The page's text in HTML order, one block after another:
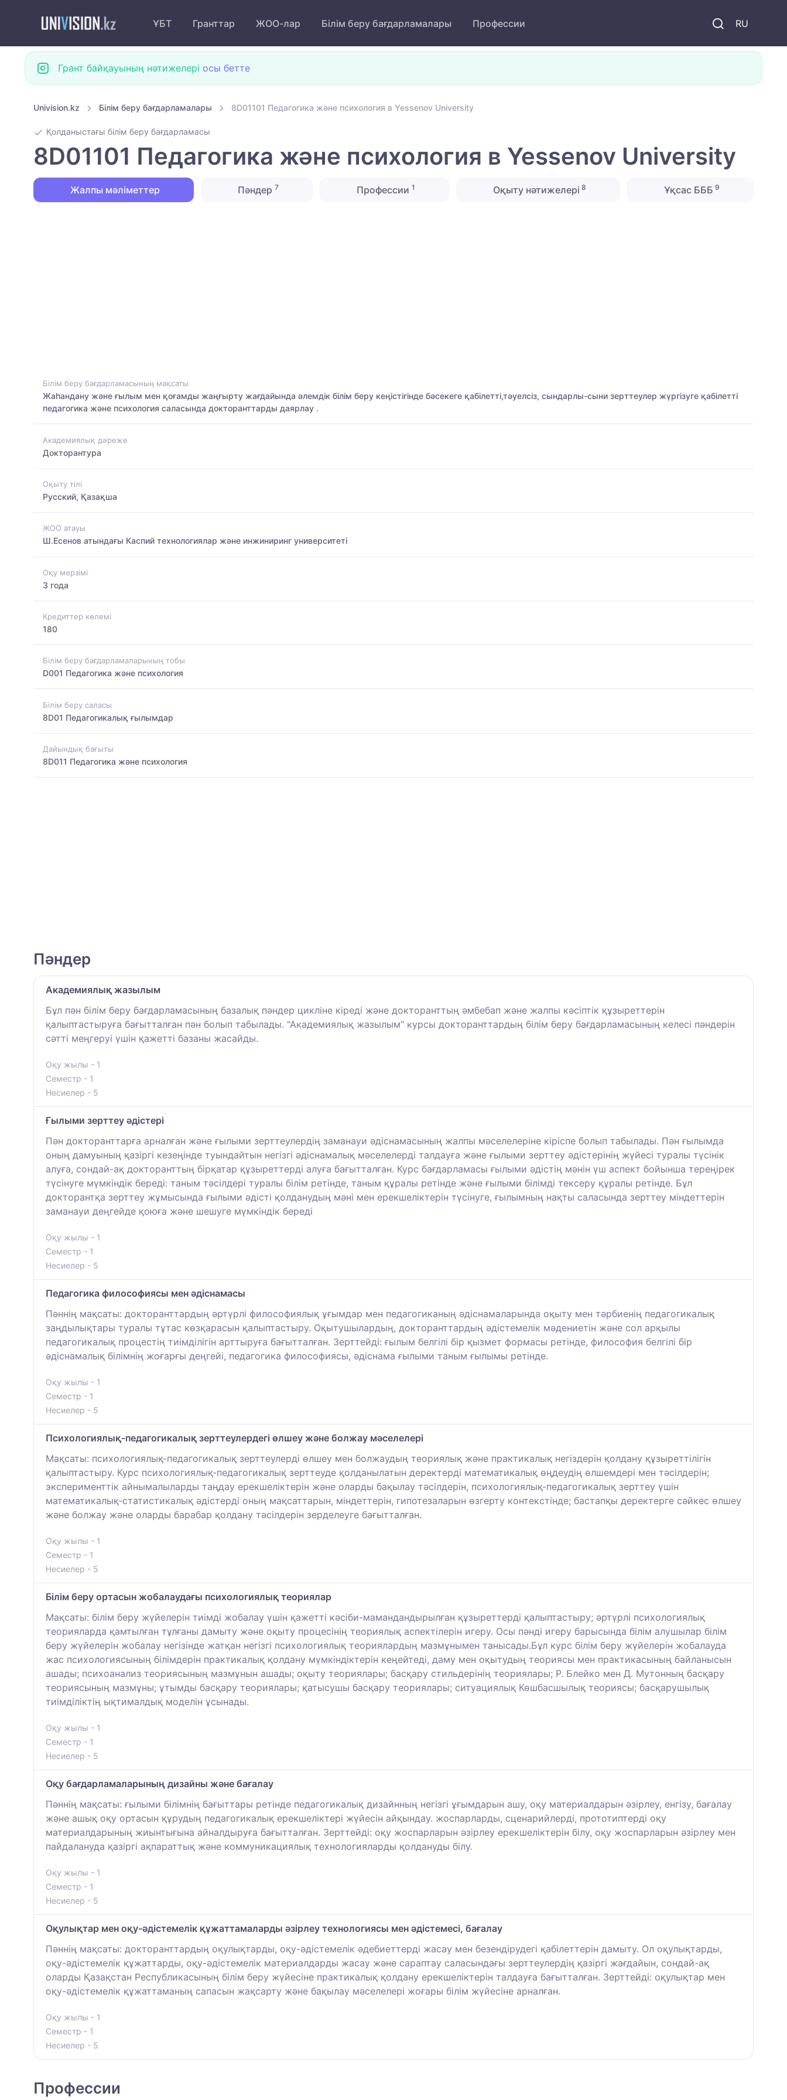
RU
ҰБТ Гранттар ЖОО-лар Білім беру бағдарламалары Профессии
Грант байқауының нәтижелері осы бетте
Univision.kz Білім беру бағдарламалары 8D01101 Педагогика және психология в Yessenov University
Қолданыстағы білім беру бағдарламасы
8D01101 Педагогика және психология в Yessenov University
Жалпы мәліметтер Пәндер 7 Профессии 1 Оқыту нәтижелері 8 Ұқсас БББ 9
Білім беру бағдарламасының мақсаты
Жаһандану және ғылым мен қоғамды жаңғырту жағдайында әлемдік білім беру кеңістігінде бәсекеге қабілетті,тәуелсіз, сындарлы-сыни зерттеулер жүргізуге қабілетті
педагогика және психология саласында докторанттарды даярлау .
Академиялық дәреже
Докторантура
Оқыту тілі
Русский, Қазақша
ЖОО атауы
Ш.Есенов атындағы Каспий технологиялар және инжиниринг университеті
Оқу мерзімі
3 года
Кредиттер көлемі
180
Білім беру бағдарламаларының тобы
D001 Педагогика және психология
Білім беру саласы
8D01 Педагогикалық ғылымдар
Дайындық бағыты
8D011 Педагогика және психология
Пәндер
Академиялық жазылым
Бұл пән білім беру бағдарламасының базалық пәндер цикліне кіреді және докторанттың әмбебап және жалпы кәсіптік құзыреттерін
қалыптастыруға бағытталған пән болып табылады. "Академиялық жазылым" курсы докторанттардың білім беру бағдарламасының келесі пәндерін
сәтті меңгеруі үшін қажетті базаны жасайды.
Оқу жылы - 1
Семестр - 1
Несиелер - 5
Ғылыми зерттеу әдістері
Пән докторанттарға арналған және ғылыми зерттеулердің заманауи әдіснамасының жалпы мәселелеріне кіріспе болып табылады. Пән ғылымда
оның дамуының қазіргі кезеңінде туындайтын негізгі әдіснамалық мәселелерді талдауға және ғылыми зерттеу әдістерінің жүйесі туралы түсінік
алуға, сондай-ақ докторанттың бірқатар құзыреттерді алуға бағытталған. Курс бағдарламасы ғылыми әдістің мәнін үш аспект бойынша тереңірек
түсінуге мүмкіндік береді: таным тәсілдері туралы білім ретінде, таным құралы ретінде және ғылыми білімді тексеру құралы ретінде. Бұл
докторантқа зерттеу жұмысында ғылыми әдісті қолданудың мәні мен ерекшеліктерін түсінуге, ғылымның нақты саласында зерттеу міндеттерін
заманауи деңгейде қоюға және шешуге мүмкіндік береді
Оқу жылы - 1
Семестр - 1
Несиелер - 5
Педагогика философиясы мен әдіснамасы
Пәннің мақсаты: докторанттардың әртүрлі философиялық ұғымдар мен педагогиканың әдіснамаларында оқыту мен тәрбиенің педагогикалық
заңдылықтары туралы тұтас көзқарасын қалыптастыру. Оқытушылардың, докторанттардың әдістемелік мәдениетін және сол арқылы
педагогикалық процестің тиімділігін арттыруға бағытталған. Зерттейді: ғылым белгілі бір қызмет формасы ретінде, философия белгілі бір
әдіснамалық білімнің жоғарғы деңгейі, педагогика философиясы, әдіснама ғылыми таным ғылымы ретінде.
Оқу жылы - 1
Семестр - 1
Несиелер - 5
Психологиялық-педагогикалық зерттеулердегі өлшеу және болжау мәселелері
Мақсаты: психологиялық-педагогикалық зерттеулерді өлшеу мен болжаудың теориялық және практикалық негіздерін қолдану құзыреттілігін
қалыптастыру. Курс психологиялық-педагогикалық зерттеуде қолданылатын деректерді математикалық өңдеудің өлшемдері мен тәсілдерін;
эксперименттік айнымалыларды таңдау ерекшеліктерін және оларды бақылау тәсілдерін, психологиялық-педагогикалық зерттеу үшін
математикалық-статистикалық әдістерді оның мақсаттарын, міндеттерін, гипотезаларын өзгерту контекстінде; бастапқы деректерге сәйкес өлшеу
және болжау және оларды барабар қолдану тәсілдерін зерделеуге бағытталған.
Оқу жылы - 1
Семестр - 1
Несиелер - 5
Білім беру ортасын жобалаудағы психологиялық теориялар
Мақсаты: білім беру жүйелерін тиімді жобалау үшін қажетті кәсіби-мамандандырылған құзыреттерді қалыптастыру; әртүрлі психологиялық
теорияларда қамтылған тұлғаны дамыту және оқыту процесінің теориялық аспектілерін игеру. Осы пәнді игеру барысында білім алушылар білім
беру жүйелерін жобалау негізінде жатқан негізгі психологиялық теориялардың мазмұнымен танысады.Бұл курс білім беру жүйелерін жобалауда
жас психологиясының білімдерін практикалық қолдану мүмкіндіктерін кеңейтеді, даму мен оқытудың теориясы мен практикасының байланысын
ашады; психоанализ теориясының мазмұнын ашады; оқыту теориялары; басқару стильдерінің теориялары; Р. Блейко мен Д. Мутонның басқару
теориясының мазмұны; ұтымды басқару теориялары; қатысушы басқару теориялары; ситуациялық Көшбасшылық теориясы; басқарушылық
тиімділіктің ықтималдық моделін ұсынады.
Оқу жылы - 1
Семестр - 1
Несиелер - 5
Оқу бағдарламаларының дизайны және бағалау
Пәннің мақсаты: ғылыми білімнің бағыттары ретінде педагогикалық дизайнның негізгі ұғымдарын ашу, оқу материалдарын әзірлеу, енгізу, бағалау
және ашық оқу ортасын құрудың педагогикалық ерекшеліктері жүйесін айқындау. жоспарларды, сценарийлерді, прототиптерді оқу
материалдарының жиынтығына айналдыруға бағытталған. Зерттейді: оқу жоспарларын әзірлеу ерекшеліктерін білу, оқу жоспарларын әзірлеу мен
пайдалануда қазіргі ақпараттық және коммуникациялық технологияларды қолдануды білу.
Оқу жылы - 1
Семестр - 1
Несиелер - 5
Оқулықтар мен оқу-әдістемелік құжаттамаларды әзірлеу технологиясы мен әдістемесі, бағалау
Пәннің мақсаты: докторанттардың оқулықтарды, оқу-әдістемелік әдебиеттерді жасау мен безендірудегі қабілеттерін дамыту. Ол оқулықтарды,
оқу-әдістемелік құжаттарды, оқу-әдістемелік материалдарды жасау және сараптау саласындағы зерттеулердің қазіргі жағдайын, сондай-ақ
оларды Қазақстан Республикасының білім беру жүйесіне практикалық қолдану ерекшеліктерін талдауға бағытталған. Зерттейді: оқулықтар мен
оқу-әдістемелік құжаттаманың сапасын жақсарту және бақылау мәселелері жоғары білім жүйесіне арналған.
Оқу жылы - 1
Семестр - 1
Несиелер - 5
Профессии